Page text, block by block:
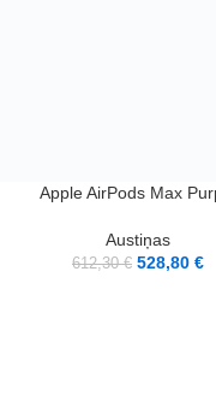
VAIRĀK
Apple AirPods Max
Austiņas
612,30€ 528,80 €